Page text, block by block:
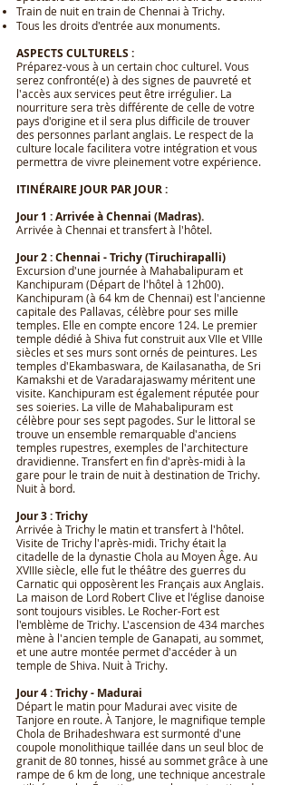
Train de nuit en train de Chennai à Trichy.
Tous les droits d'entrée aux monuments.
ASPECTS CULTURELS :
Préparez-vous à un certain choc culturel. Vous
serez confronté(e) à des signes de pauvreté et
l'accès aux services peut être irrégulier. La
nourriture sera très différente de celle de votre
pays d'origine et il sera plus difficile de trouver
des personnes parlant anglais. Le respect de la
culture locale facilitera votre intégration et vous
permettra de vivre pleinement votre expérience.
ITINÉRAIRE JOUR PAR JOUR :
Jour 1 : Arrivée à Chennai (Madras).
Arrivée à Chennai et transfert à l'hôtel.
Jour 2 : Chennai - Trichy (Tiruchirapalli)
Excursion d'une journée à Mahabalipuram et
Kanchipuram (Départ de l'hôtel à 12h00).
Kanchipuram (à 64 km de Chennai) est l'ancienne
capitale des Pallavas, célèbre pour ses mille
temples. Elle en compte encore 124. Le premier
temple dédié à Shiva fut construit aux VIIe et VIIIe
siècles et ses murs sont ornés de peintures. Les
temples d'Ekambaswara, de Kailasanatha, de Sri
Kamakshi et de Varadarajaswamy méritent une
visite. Kanchipuram est également réputée pour
ses soieries. La ville de Mahabalipuram est
célèbre pour ses sept pagodes. Sur le littoral se
trouve un ensemble remarquable d'anciens
temples rupestres, exemples de l'architecture
dravidienne. Transfert en fin d'après-midi à la
gare pour le train de nuit à destination de Trichy.
Nuit à bord.
Jour 3 : Trichy
Arrivée à Trichy le matin et transfert à l'hôtel.
Visite de Trichy l'après-midi. Trichy était la
citadelle de la dynastie Chola au Moyen Âge. Au
XVIIIe siècle, elle fut le théâtre des guerres du
Carnatic qui opposèrent les Français aux Anglais.
La maison de Lord Robert Clive et l'église danoise
sont toujours visibles. Le Rocher-Fort est
l'emblème de Trichy. L'ascension de 434 marches
mène à l'ancien temple de Ganapati, au sommet,
et une autre montée permet d'accéder à un
temple de Shiva. Nuit à Trichy.
Jour 4 : Trichy - Madurai
Départ le matin pour Madurai avec visite de
Tanjore en route. À Tanjore, le magnifique temple
Chola de Brihadeshwara est surmonté d'une
coupole monolithique taillée dans un seul bloc de
granit de 80 tonnes, hissé au sommet grâce à une
rampe de 6 km de long, une technique ancestrale